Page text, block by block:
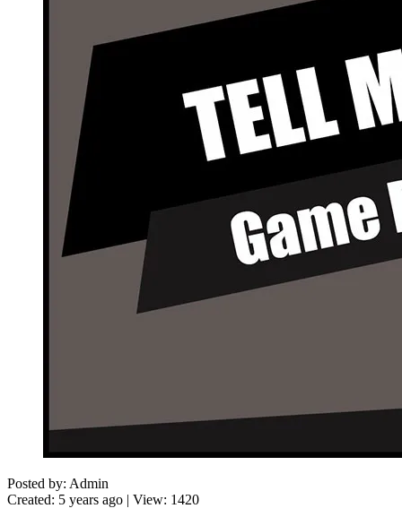
Posted by: Admin
Created: 5 years ago | View: 1420